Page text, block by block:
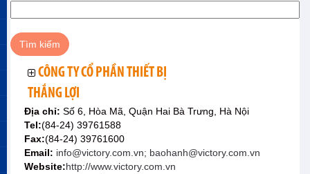
CÔNG TY CỔ PHẦN THIẾT BỊ
THẮNG LỢI
Địa chỉ: Số 6, Hòa Mã, Quận Hai Bà Trưng, Hà Nội
Tel:(84-24) 39761588
Fax:(84-24) 39761600
Email: info@victory.com.vn; baohanh@victory.com.vn
Website:http://www.victory.com.vn